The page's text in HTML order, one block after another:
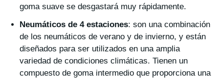
goma suave se desgastará muy rápidamente.
Neumáticos de 4 estaciones: son una combinación
de los neumáticos de verano y de invierno, y están
diseñados para ser utilizados en una amplia
variedad de condiciones climáticas. Tienen un
compuesto de goma intermedio que proporciona una